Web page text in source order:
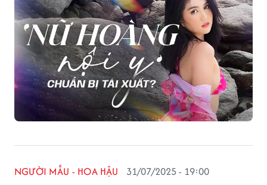
NGƯỜI MẪU - HOA HẬU 31/07/2025 - 19:00